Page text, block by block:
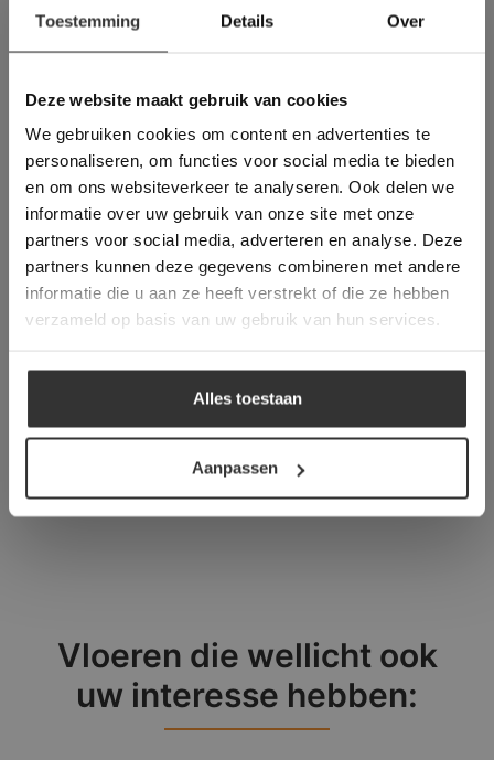
Toestemming Details Over
Deze website maakt gebruik van cookies
We gebruiken cookies om content en advertenties te
personaliseren, om functies voor social media te bieden
en om ons websiteverkeer te analyseren. Ook delen we
informatie over uw gebruik van onze site met onze
partners voor social media, adverteren en analyse. Deze
partners kunnen deze gegevens combineren met andere
informatie die u aan ze heeft verstrekt of die ze hebben
verzameld op basis van uw gebruik van hun services.
Alles toestaan
Aanpassen
denken met u mee, maken een prijs op
basis van het leveradres en eventueel is
te vragen.
OFFERTE AANVRAGEN
#1 in de categorie vloeren op
Trustpilot
Binnen 24 uur een passende
Legwerk vanuit het
tegelzettersgilde
Meer dan 500 m2 showroom
Meer dan 500 m2 showtuin
Vloeren die wellicht ook
uw interesse hebben:
Deze website maakt
gebruik van cookies.
This Cookie Banner was deleted and is no
longer working. Please contact the website
administrator.
Deze website gebruikt cookies om de
gebruikerservaring te verbeteren. Door
gebruik te maken van onze website geeft u
toestemming voor alle cookies in
overeenstemming met ons cookiebeleid.Lees
verder
ALLES ACCEPTEREN
ALLES AFWIJZEN
DETAILS WEERGEVEN